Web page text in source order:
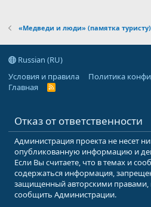
«Медведи и люди» (памятка туристу)
Russian (RU)
Условия и правила
Политика
Главная
R
Отказ от ответственности
Администрация проекта не несет
опубликованную информацию и
Если Вы считаете, что в темах и
содержаться информация,
защищенный авторскими правами,
сообщить Администрации.